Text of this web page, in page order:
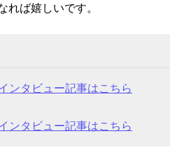
ば嬉しいです。
ンタビュー記事はこちら
ンタビュー記事はこちら